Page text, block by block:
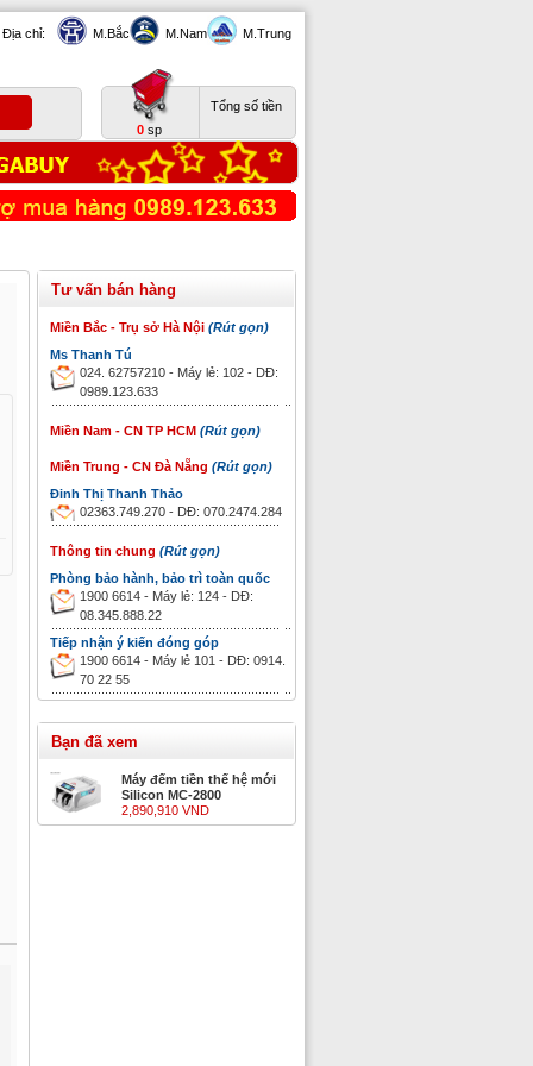
Địa chỉ: M.Bắc M.Nam
M.Trung
0 sp
Tổng số tiền
Tư vấn bán hàng
Miền Bắc - Trụ sở Hà Nội (Rút gọn)
Ms Thanh Tú
024. 62757210 - Máy lẻ: 102 - DĐ:
0989.123.633
Miền Nam - CN TP HCM (Rút gọn)
Miền Trung - CN Đà Nẵng (Rút gọn)
Đinh Thị Thanh Thảo
02363.749.270 - DĐ: 070.2474.284
Thông tin chung (Rút gọn)
Phòng bảo hành, bảo trì toàn quốc
1900 6614 - Máy lẻ: 124 - DĐ:
08.345.888.22
Tiếp nhận ý kiến đóng góp
1900 6614 - Máy lẻ 101 - DĐ: 0914.
70 22 55
Bạn đã xem
Máy đếm tiền thế hệ mới
Silicon MC-2800
2,890,910 VND